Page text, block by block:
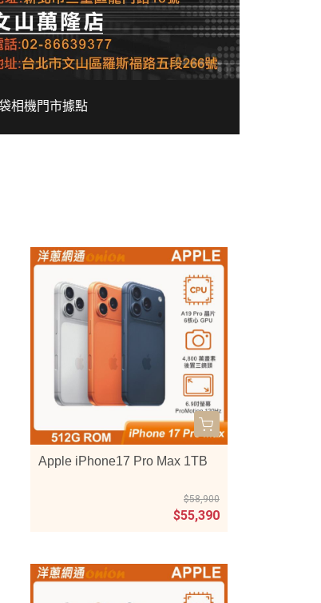
相機門市據點
Apple iPhone17 Pro Max 1TB
$58,900
$55,390